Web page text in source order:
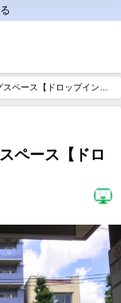
ペース【ドロップイン・
ペース【ドロ